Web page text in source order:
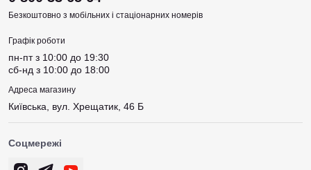
Безкоштовно з мобільних і стаціонарних номерів
Графік роботи
пн-пт з 10:00 до 19:30
сб-нд з 10:00 до 18:00
Адреса магазину
Київська, вул. Хрещатик, 46 Б
Соцмережі